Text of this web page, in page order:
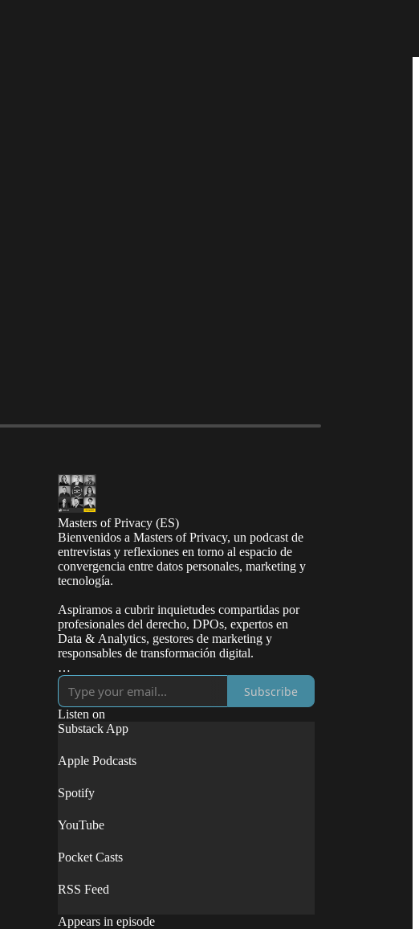
Masters of Privacy (ES)
Bienvenidos a Masters of Privacy, un podcast de
entrevistas y reflexiones en torno al espacio de
convergencia entre datos personales, marketing y
tecnología.
Aspiramos a cubrir inquietudes compartidas por
profesionales del derecho, DPOs, expertos en
Data & Analytics, gestores de marketing y
responsables de transformación digital.
Sergio Maldonado (al micrófono) es empresario y
abogado multijurisdiccional (California, Madrid,
ex Inglaterra y Gales), fundador de TODO.LAW,
PrivacyCloud, Sweetspot (hoy ClickDimensions)
y Divisadero (hoy Merkle), además de LL.M en
IT & Internet Law, CIPPE/ CIPPUS/ CIPT/ FIP y
profesor invitado en varias universidades.
Subscribe
Listen on
Substack App
Apple Podcasts
Spotify
YouTube
Pocket Casts
RSS Feed
Appears in episode